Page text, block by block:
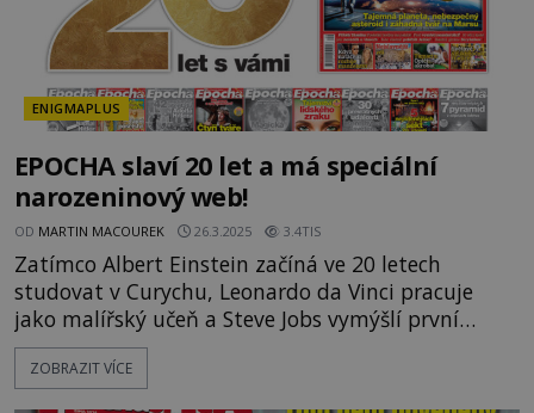
ENIGMAPLUS
EPOCHA slaví 20 let a má speciální
narozeninový web!
OD MARTIN MACOUREK 26.3.2025 3.4TIS
Zatímco Albert Einstein začíná ve 20 letech
studovat v Curychu, Leonardo da Vinci pracuje
jako malířský učeň a Steve Jobs vymýšlí první
prototyp svého počítače, EPOCHA má za sebou 520
vydání a směle pokračuje dál. Právě v těchto
ZOBRAZIT VÍCE